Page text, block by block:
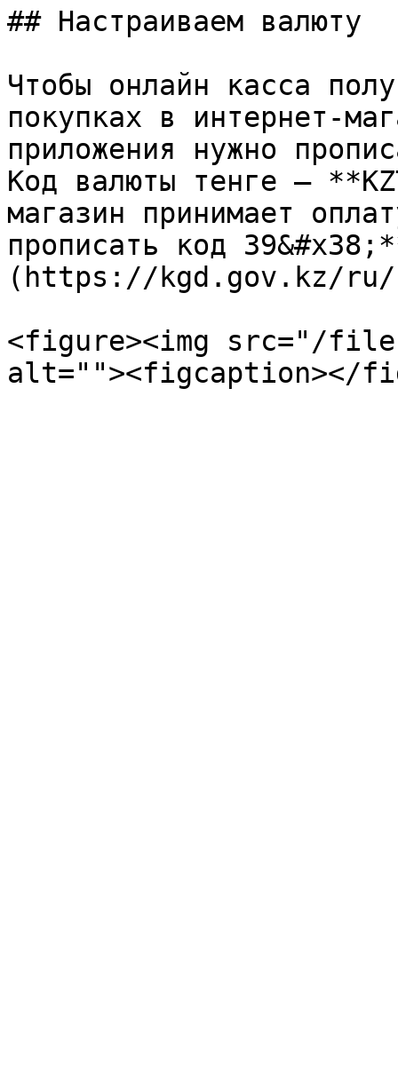
## Настраиваем валюту
Чтобы онлайн касса
покупках в интернет-
приложения нужно
Код валюты тенге —
магазин принимает
прописать код
(https://kgd.gov.kz/ru/
<figure><img src="/files/